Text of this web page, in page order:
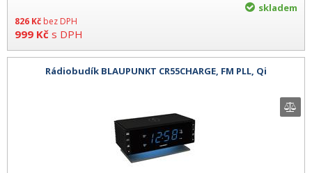
826 Kč bez DPH
999 Kč s DPH
skladem
Rádiobudík BLAUPUNKT CR55CHARGE, FM PLL, Qi